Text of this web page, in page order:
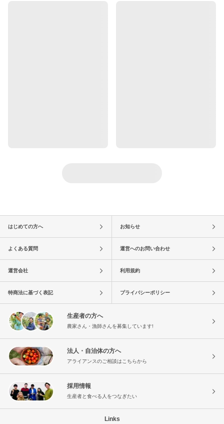
はじめての方へ お知らせ
よくある質問 運営へのお問い合わせ
運営会社 利用規約
特商法に基づく表記 プライバシーポリシー
生産者の方へ
農家さん・漁師さんを募集しています!
法人・自治体の方へ
アライアンスのご相談はこちらから
採用情報
生産者と食べる人をつなぎたい
Links